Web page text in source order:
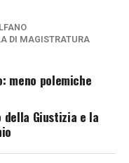
DI MAGISTRATURA
meno polemiche
Giustizia e la